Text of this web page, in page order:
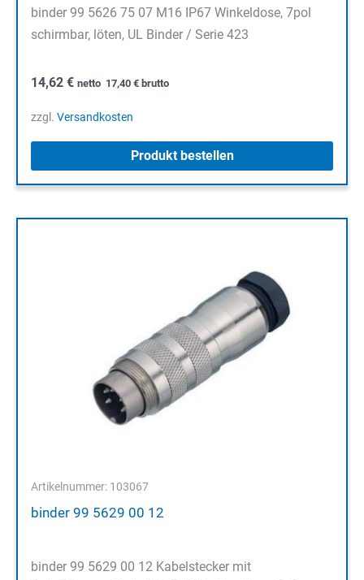
binder 99 5626 75 07 M16 IP67 Winkeldose, 7pol
schirmbar, löten, UL Binder / Serie 423
14,62 € netto 17,40 € brutto
zzgl. Versandkosten
Produkt bestellen
Artikelnummer: 103067
binder 99 5629 00 12
binder 99 5629 00 12 Kabelstecker mit